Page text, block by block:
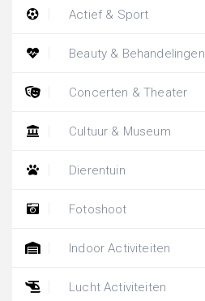
Actief & Sport
Beauty & Behandelingen
Concerten & Theater
Cultuur & Museum
Dierentuin
Fotoshoot
Indoor Activiteiten
Lucht Activiteiten